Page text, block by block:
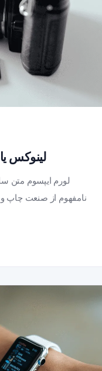
لینوکس
لورم ایپسوم متن
نامفهوم از صنعت چاپ و